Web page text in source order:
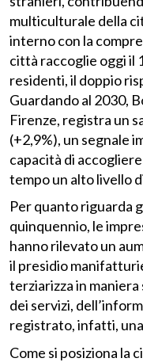
multiculturale della
interno con la
città raccoglie oggi il
residenti, il doppio
Guardando al 2030,
Firenze, registra un
(+2,9%), un segnale
capacità di
tempo un alto livello
Per quanto riguarda
quinquennio, le
hanno rilevato un
il presidio
terziarizza in
dei servizi,
registrato, infatti,
Come si posiziona la